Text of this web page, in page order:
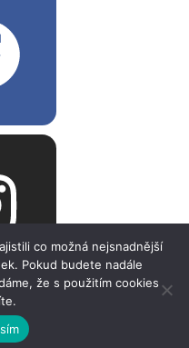
co možná nejsnadnější
Pokud budete nadále
že s použitím cookies